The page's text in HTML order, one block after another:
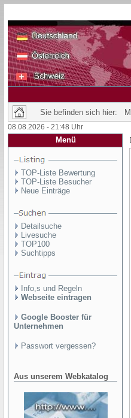
Sie befinden sich hier:
08.08.2026 - 21:48 Uhr
Menü
TOP-Liste Bewertung
TOP-Liste Besucher
Neue Einträge
Detailsuche
Livesuche
TOP100
Suchtipps
Info,s und Regeln
Webseite eintragen
Google Booster für
Unternehmen
Passwort vergessen?
Aus unserem Webkatalog